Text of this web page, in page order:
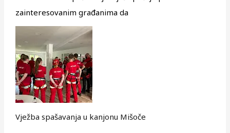
zainteresovanim građanima da
Vježba spašavanja u kanjonu Mišoče